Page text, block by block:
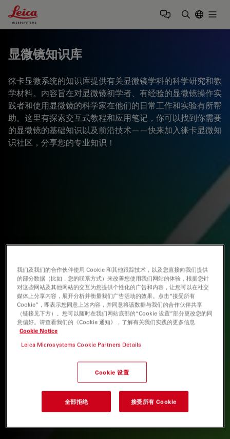
Leica Microsystems Logo
显微镜知识库
徕卡显微系统的知识库提供有关显微镜学科的科学研究和教
学材料。内容旨在对显微镜初学者、有经验的显微镜操作实
践者和使用显微镜的科学家在他们的日常工作和实验有所帮
助。这里有探索交互式教程和应用笔记，你可以找到你需要
的显微镜的基础知识以及前沿技术——快来加入徕卡显微知
识社区，分享您的专业知识！
我们及我们的合作伙伴使用 Cookie 和其他跟踪技术，以及您直接向我们提供
的部分数据（比如，您的联系方式）来改善您使用我们网站的体验，根据您针
对这些网站及其他网站的交互为您提供个性化的广告和内容，让您可以在社交
媒体上分享内容，展开分析并衡量我们广告活动的效果。点击“接受所有
Cookie”，即表示您同意上述内容，并同意将该数据与我们的合作伙伴共享
（链接见下方）。您可以随时在我们网站底部的“Cookie 设置”部分更改您的同
意偏好。请查看我们的《Cookie 通知》，了解有关我们实践的更多信息
Cookie Notice
Leica Microsystems Cookie Partners Details
Cookie 设置
全部拒绝 接受所有 Cookie